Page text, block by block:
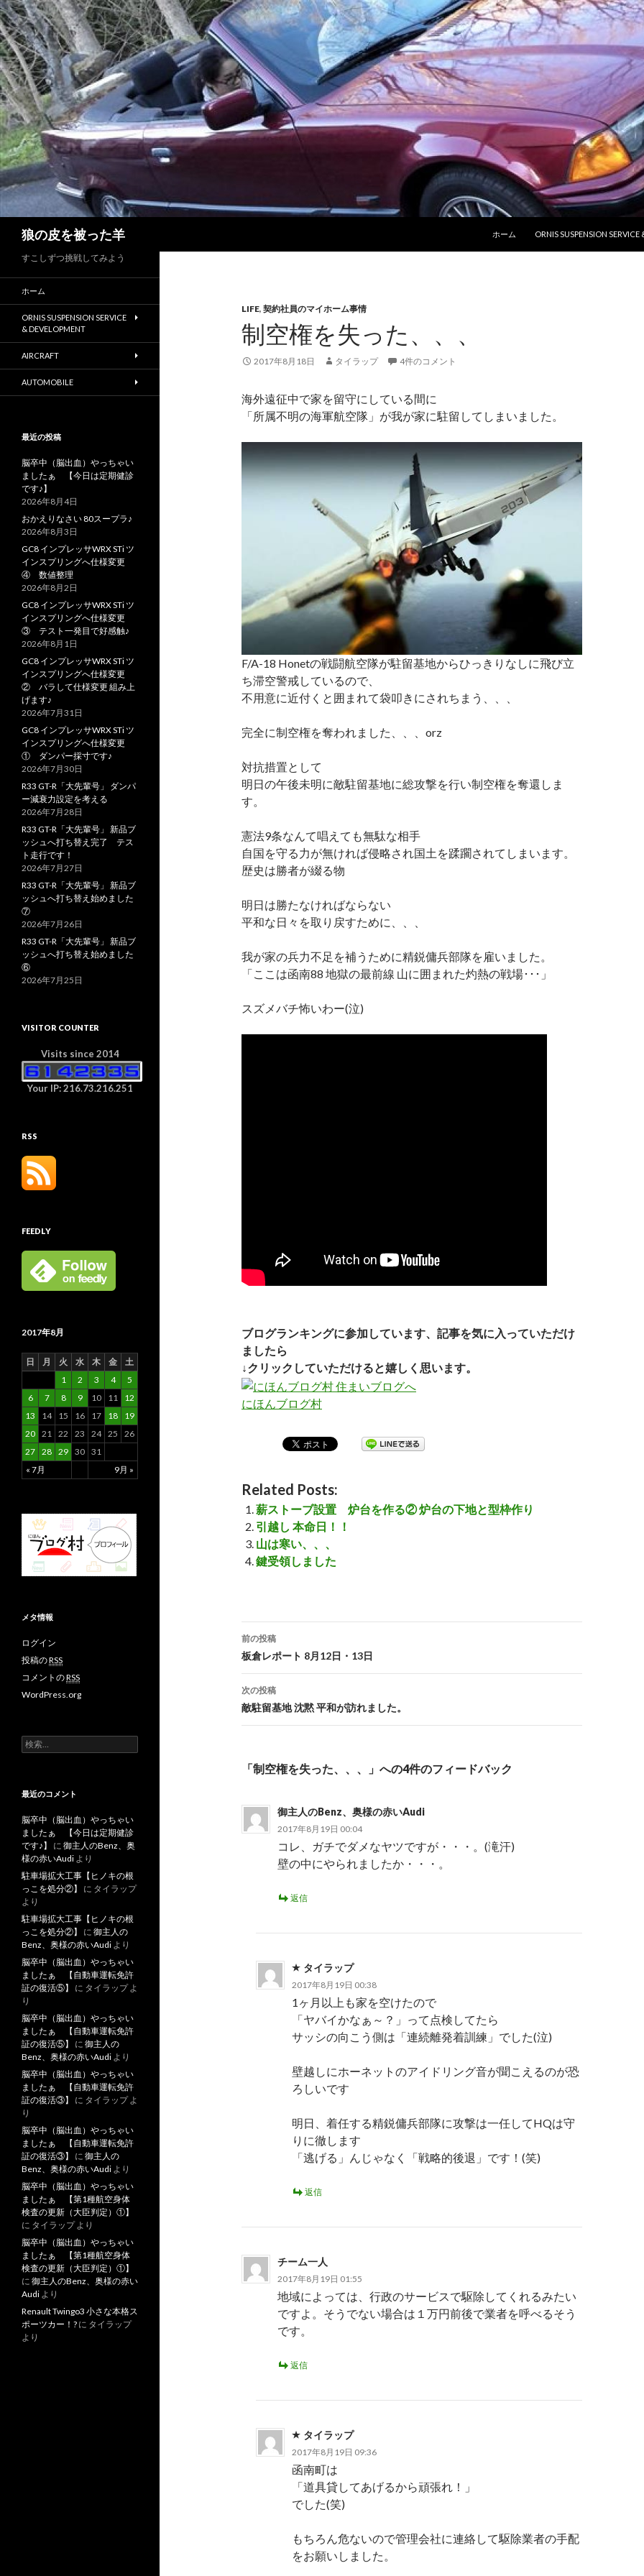
狼の皮を被った羊
ホーム
ORNIS SUSPENSION
LIFE, 契約社員のマイホーム事情
制空権を失った、、、
2017年8月18日 タイラップ 4件のコメント
海外遠征中で家を留守にしている間に
「所属不明の海軍航空隊」が我が家に駐留してしまいました。
F/A-18 Honetの戦闘航空隊が駐留基地からひっきりなしに飛び立
ち滞空警戒しているので、
不用意に近付くと囲まれて袋叩きにされちまう、、、
完全に制空権を奪われました、、、orz
対抗措置として
明日の午後未明に敵駐留基地に総攻撃を行い制空権を奪還しま
す。
憲法9条なんて唱えても無駄な相手
自国を守る力が無ければ侵略され国土を蹂躙されてしまいます。
歴史は勝者が綴る物
明日は勝たなければならない
平和な日々を取り戻すために、、、
我が家の兵力不足を補うために精鋭傭兵部隊を雇いました。
「ここは函南88 地獄の最前線 山に囲まれた灼熱の戦場･･･」
スズメバチ怖いわー(泣)
ブログランキングに参加しています、記事を気に入っていただけ
ましたら
↓クリックしていただけると嬉しく思います。
にほんブログ村
Related Posts:
薪ストーブ設置 炉台を作る② 炉台の下地と型枠作り
引越し 本命日！！
山は寒い、、、
鍵受領しました
投
稿
ナ
ゲ
シ
ョ
前の投稿
板倉レポート 8月12日・13日
次の投稿
敵駐留基地 沈黙 平和が訪れました。
「制空権を失った、、、」への4件のフィードバック
御主人のBenz、奥様の赤いAudi
2017年8月19日 00:04
コレ、ガチでダメなヤツですが・・・。(滝汗)
壁の中にやられましたか・・・。
返信
タイラップ
2017年8月19日 00:38
1ヶ月以上も家を空けたので
「ヤバイかなぁ～？」って点検してたら
サッシの向こう側は「連続離発着訓練」でした(泣)
壁越しにホーネットのアイドリング音が聞こえるのが恐
ろしいです
明日、着任する精鋭傭兵部隊に攻撃は一任してHQは守
りに徹します
「逃げる」んじゃなく「戦略的後退」です！(笑)
返信
チーム一人
2017年8月19日 01:55
地域によっては、行政のサービスで駆除してくれるみたい
ですよ。そうでない場合は１万円前後で業者を呼べるそう
です。
返信
タイラップ
2017年8月19日 09:36
函南町は
「道具貸してあげるから頑張れ！」
でした(笑)
もちろん危ないので管理会社に連絡して駆除業者の手配
をお願いしました。
すこしずつ挑戦してみよう
ホーム
ORNIS SUSPENSION SERVICE
& DEVELOPMENT
AIRCRAFT
AUTOMOBILE
最近の投稿
脳卒中（脳出血）やっちゃい
ましたぁ 【今日は定期健診
です♪】
2026年8月4日
おかえりなさい 80スープラ♪
2026年8月3日
GC8 インプレッサWRX STi ツ
インスプリングへ仕様変更
④ 数値整理
2026年8月2日
GC8 インプレッサWRX STi ツ
インスプリングへ仕様変更
③ テスト一発目で好感触♪
2026年8月1日
GC8 インプレッサWRX STi ツ
インスプリングへ仕様変更
② バラして仕様変更 組み上
げます♪
2026年7月31日
GC8 インプレッサWRX STi ツ
インスプリングへ仕様変更
① ダンパー採寸です♪
2026年7月30日
R33 GT-R「大先輩号」 ダンパ
ー減衰力設定を考える
2026年7月28日
R33 GT-R「大先輩号」 新品ブ
ッシュへ打ち替え完了 テス
ト走行です！
2026年7月27日
R33 GT-R「大先輩号」 新品ブ
ッシュへ打ち替え始めました
⑦
2026年7月26日
R33 GT-R「大先輩号」 新品ブ
ッシュへ打ち替え始めました
⑥
2026年7月25日
VISITOR COUNTER
Visits since 2014
Your IP: 216.73.216.251
RSS
FEEDLY
2017年8月
日 月 火 水 木 金 土
« 7月 9月 »
1 2 3 4
5
6
7 8 9 10 11
12
13
14 15 16 17 18
19
20 21 22 23 24 25
26
27 28 29 30 31
メタ情報
ログイン
投稿のRSS
コメントのRSS
WordPress.org
検
索
最近のコメント
脳卒中（脳出血）やっちゃい
ましたぁ 【今日は定期健診
です♪】
に 御主人のBenz、奥
様の赤いAudi より
駐車場拡大工事【ヒノキの根
っこを処分②】
に タイラップ
より
駐車場拡大工事【ヒノキの根
っこを処分②】
に 御主人の
Benz、奥様の赤いAudi より
脳卒中（脳出血）やっちゃい
ましたぁ 【自動車運転免許
証の復活⑤】
に タイラップよ
り
脳卒中（脳出血）やっちゃい
ましたぁ 【自動車運転免許
証の復活⑤】
に 御主人の
Benz、奥様の赤いAudi より
脳卒中（脳出血）やっちゃい
ましたぁ 【自動車運転免許
証の復活③】
に タイラップよ
り
脳卒中（脳出血）やっちゃい
ましたぁ 【自動車運転免許
証の復活③】
に 御主人の
Benz、奥様の赤いAudi より
脳卒中（脳出血）やっちゃい
ましたぁ 【第1種航空身体
検査の更新（大臣判定）①】
に タイラップより
脳卒中（脳出血）やっちゃい
ましたぁ 【第1種航空身体
検査の更新（大臣判定）①】
に 御主人のBenz、奥様の赤い
Audi より
Renault Twingo3 小さな本格ス
ポーツカー！? に タイラップ
より